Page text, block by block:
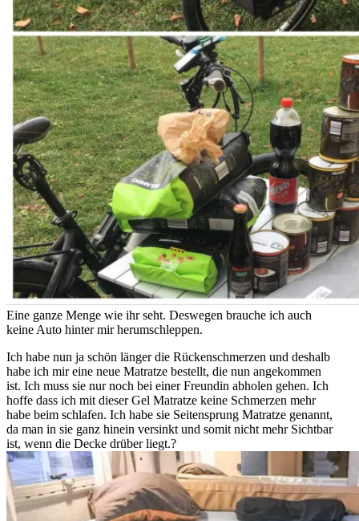
Eine ganze Menge wie ihr seht. Deswegen brauche ich auch
keine Auto hinter mir herumschleppen.
Ich habe nun ja schön länger die Rückenschmerzen und deshalb
habe ich mir eine neue Matratze bestellt, die nun angekommen
ist. Ich muss sie nur noch bei einer Freundin abholen gehen. Ich
hoffe dass ich mit dieser Gel Matratze keine Schmerzen mehr
habe beim schlafen. Ich habe sie Seitensprung Matratze genannt,
da man in sie ganz hinein versinkt und somit nicht mehr Sichtbar
ist, wenn die Decke drüber liegt.?